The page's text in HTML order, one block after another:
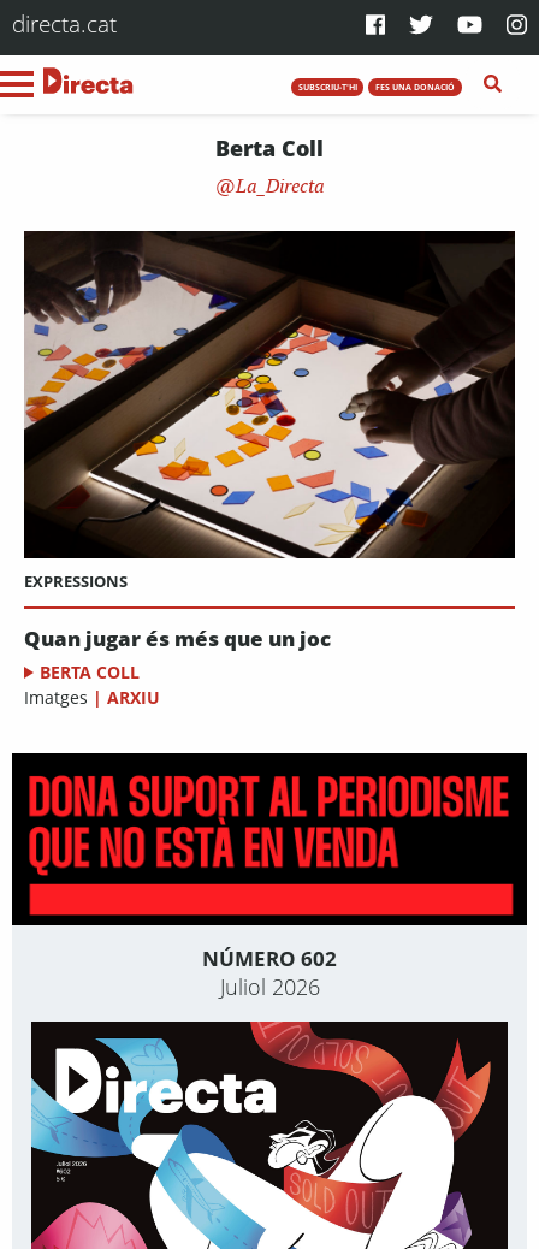
directa.cat
SUBSCRIU-T'HI FES UNA DONACIÓ
Berta Coll
La_Directa
EXPRESSIONS
Quan jugar és més que un joc
BERTA COLL
Imatges | ARXIU
NÚMERO 602
Juliol 2026